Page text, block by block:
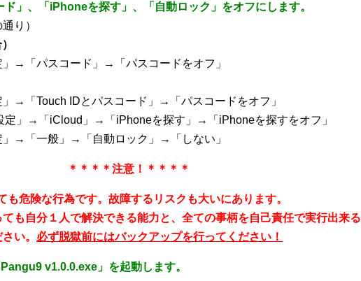
」、「iPhoneを探す」、「自動ロック」をオフにします。
り）
」→「パスコード」→「パスコードをオフ」
」→「Touch IDとパスコード」→「パスコードをオフ」
定」→「iCloud」→「iPhoneを探す」→「iPhoneを探すをオフ」
」→「一般」→「自動ロック」→「しない」
＊＊＊＊注意！＊＊＊＊
危険な行為です。故障するリスクも大いにあります。
も自分１人で解決できる能力と、全ての事柄を自己責任で実行出来る
い。 必ず脱獄前にはバックアップを行ってください！
v1.0.0.exe」を起動します。